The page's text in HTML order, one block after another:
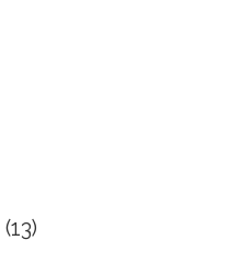
(13)